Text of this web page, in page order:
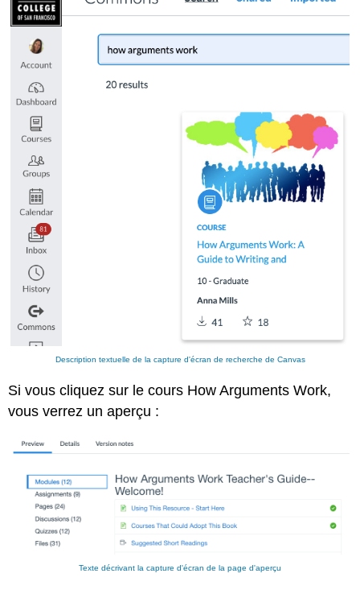
Description textuelle de la capture d'écran de recherche de Canvas
Si vous cliquez sur le cours How Arguments Work,
vous verrez un aperçu :
Texte décrivant la capture d'écran de la page d'aperçu